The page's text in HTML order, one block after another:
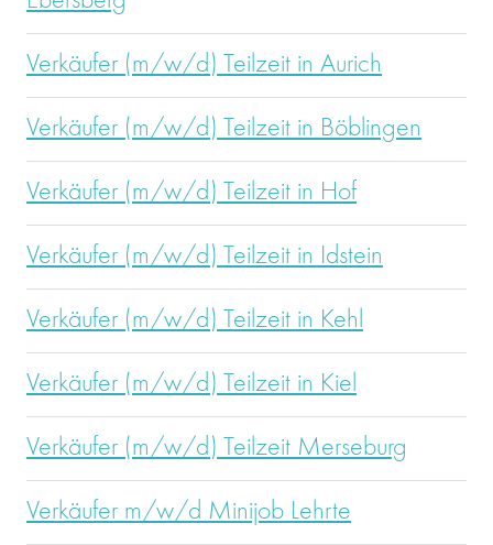
Verkäufer (m/w/d) Teilzeit in Aurich
Verkäufer (m/w/d) Teilzeit in Böblingen
Verkäufer (m/w/d) Teilzeit in Hof
Verkäufer (m/w/d) Teilzeit in Idstein
Verkäufer (m/w/d) Teilzeit in Kehl
Verkäufer (m/w/d) Teilzeit in Kiel
Verkäufer (m/w/d) Teilzeit Merseburg
Verkäufer m/w/d Minijob Lehrte